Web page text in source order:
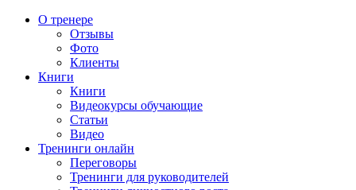
О тренере
Отзывы
Фото
Клиенты
Книги
Книги
Видеокурсы обучающие
Статьи
Видео
Тренинги онлайн
Переговоры
Тренинги для руководителей